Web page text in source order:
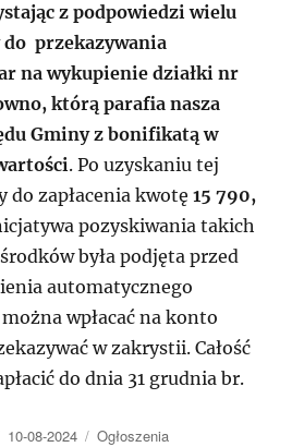
z podpowiedzi wielu
do przekazywania
na wykupienie działki nr
którą parafia nasza
Gminy z bonifikatą w
. Po uzyskaniu tej
do zapłacenia kwotę15 790,
pozyskiwania takich
była podjęta przed
automatycznego
wpłacać na konto
w zakrystii. Całość
do dnia 31 grudnia br.
Data
10-08-2024 Kategorie
Ogłoszenia